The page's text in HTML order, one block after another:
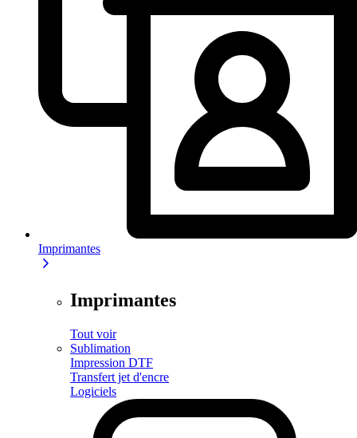
Imprimantes
Imprimantes
Tout voir
Sublimation
Impression DTF
Transfert jet d'encre
Logiciels